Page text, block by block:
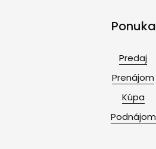
Ponuka
Predaj
Prenájom
Kúpa
Podnájom